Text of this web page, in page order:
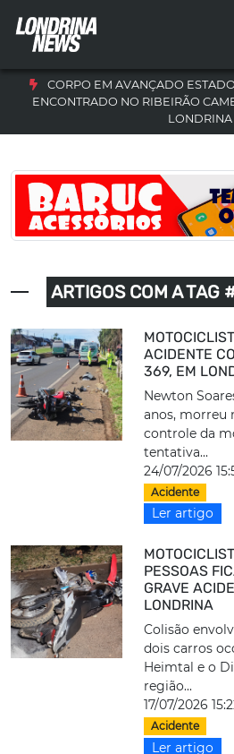
CORPO EM AVANÇADO
ENCONTRADO NO RIBEIRÃO
LONDRINA
ARTIGOS COM A TAG
ACIDENTE
369, EM
Newton
anos, morreu
controle da
tentativa...
24/07/2026
Acidente
Ler artigo
PESSOAS
GRAVE
LONDRINA
Colisão
dois carros
Heimtal e o
região...
17/07/2026
Acidente
Ler artigo